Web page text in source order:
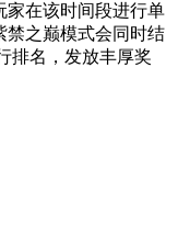
家在该时间段进行单
禁之巅模式会同时结
排名，发放丰厚奖